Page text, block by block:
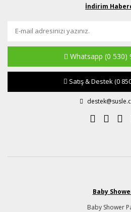
İndirim
Whatsapp (0 530)
Satış & Destek(0
Baby
Baby Shower